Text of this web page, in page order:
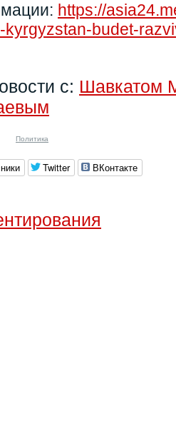
https://
kyrgyzstan-budet-
с: Шавкатом
Политика
Twitter ВКонтакте